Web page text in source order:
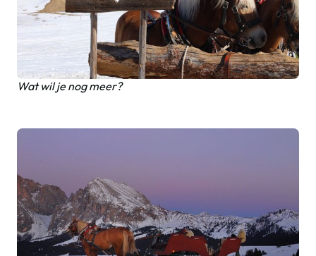
Wat wil je nog meer?